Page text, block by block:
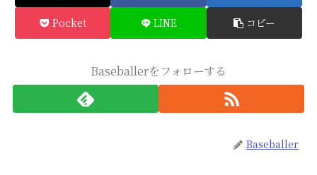
Pocket LINE コピー
Baseballerをフォローする
Baseballer